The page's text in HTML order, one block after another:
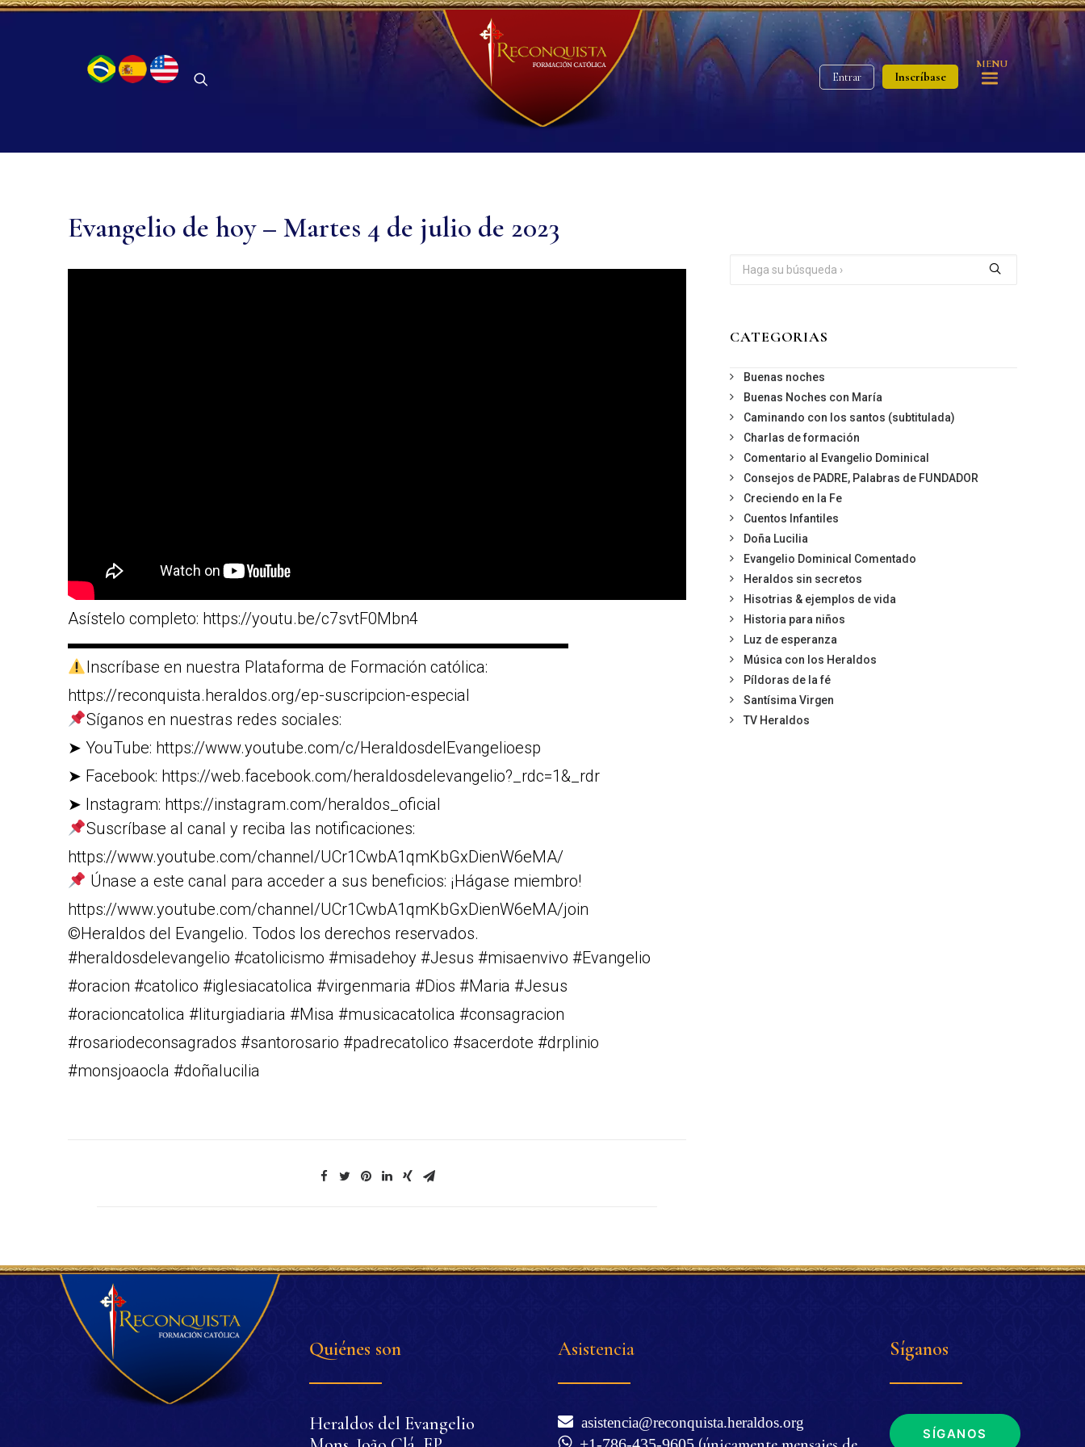
Entrar Inscríbase
MENU
Evangelio de hoy – Martes 4 de julio de 2023
Asístelo completo: https://youtu.be/c7svtF0Mbn4
▬▬▬▬▬▬▬▬▬▬▬▬▬▬▬▬▬▬▬▬▬▬▬▬▬▬▬▬▬▬▬
Inscríbase en nuestra Plataforma de Formación católica:
https://reconquista.heraldos.org/ep-suscripcion-especial
Síganos en nuestras redes sociales:
➤ YouTube: https://www.youtube.com/c/HeraldosdelEvangelioesp
➤ Facebook: https://web.facebook.com/heraldosdelevangelio?_rdc=1&_rdr
➤ Instagram: https://instagram.com/heraldos_oficial
Suscríbase al canal y reciba las notificaciones:
https://www.youtube.com/channel/UCr1CwbA1qmKbGxDienW6eMA/
Únase a este canal para acceder a sus beneficios: ¡Hágase miembro!
https://www.youtube.com/channel/UCr1CwbA1qmKbGxDienW6eMA/join
©Heraldos del Evangelio. Todos los derechos reservados.
#heraldosdelevangelio #catolicismo #misadehoy #Jesus #misaenvivo #Evangelio
#oracion #catolico #iglesiacatolica #virgenmaria #Dios #Maria #Jesus
#oracioncatolica #liturgiadiaria #Misa #musicacatolica #consagracion
#rosariodeconsagrados #santorosario #padrecatolico #sacerdote #drplinio
#monsjoaocla #doñalucilia
CATEGORIAS
Buenas noches
Buenas Noches con María
Caminando con los santos (subtitulada)
Charlas de formación
Comentario al Evangelio Dominical
Consejos de PADRE, Palabras de FUNDADOR
Creciendo en la Fe
Cuentos Infantiles
Doña Lucilia
Evangelio Dominical Comentado
Heraldos sin secretos
Hisotrias & ejemplos de vida
Historia para niños
Luz de esperanza
Música con los Heraldos
Píldoras de la fé
Santísima Virgen
TV Heraldos
Quiénes son
Heraldos del Evangelio
Asistencia
asistencia@reconquista.heraldos.org
+1-786-435-9605
Síganos
SÍGANOS